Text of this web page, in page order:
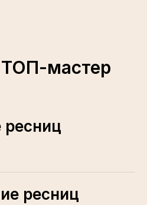
мастер
ресниц